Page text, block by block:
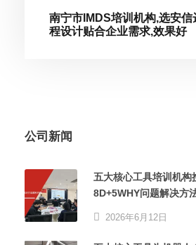
南宁市IMDS培训机构,选安信
程设计贴合企业需求,效果好
公司新闻
五大核心工具培训机构
8D+5WHY问题解决方
2026年6月12日